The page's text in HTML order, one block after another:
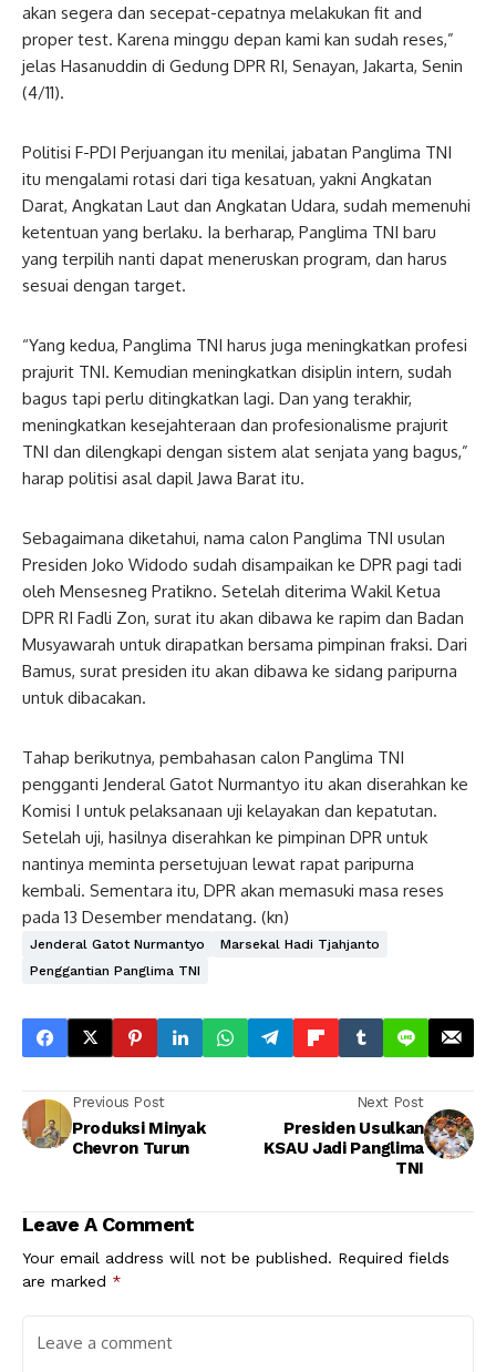
akan segera dan secepat-cepatnya melakukan fit and
proper test. Karena minggu depan kami kan sudah reses,”
jelas Hasanuddin di Gedung DPR RI, Senayan, Jakarta, Senin
(4/11).
Politisi F-PDI Perjuangan itu menilai, jabatan Panglima TNI
itu mengalami rotasi dari tiga kesatuan, yakni Angkatan
Darat, Angkatan Laut dan Angkatan Udara, sudah memenuhi
ketentuan yang berlaku. Ia berharap, Panglima TNI baru
yang terpilih nanti dapat meneruskan program, dan harus
sesuai dengan target.
“Yang kedua, Panglima TNI harus juga meningkatkan profesi
prajurit TNI. Kemudian meningkatkan disiplin intern, sudah
bagus tapi perlu ditingkatkan lagi. Dan yang terakhir,
meningkatkan kesejahteraan dan profesionalisme prajurit
TNI dan dilengkapi dengan sistem alat senjata yang bagus,”
harap politisi asal dapil Jawa Barat itu.
Sebagaimana diketahui, nama calon Panglima TNI usulan
Presiden Joko Widodo sudah disampaikan ke DPR pagi tadi
oleh Mensesneg Pratikno. Setelah diterima Wakil Ketua
DPR RI Fadli Zon, surat itu akan dibawa ke rapim dan Badan
Musyawarah untuk dirapatkan bersama pimpinan fraksi. Dari
Bamus, surat presiden itu akan dibawa ke sidang paripurna
untuk dibacakan.
Tahap berikutnya, pembahasan calon Panglima TNI
pengganti Jenderal Gatot Nurmantyo itu akan diserahkan ke
Komisi I untuk pelaksanaan uji kelayakan dan kepatutan.
Setelah uji, hasilnya diserahkan ke pimpinan DPR untuk
nantinya meminta persetujuan lewat rapat paripurna
kembali. Sementara itu, DPR akan memasuki masa reses
pada 13 Desember mendatang. (kn)
Jenderal Gatot Nurmantyo
Marsekal Hadi Tjahjanto
Penggantian Panglima TNI
Previous Post
Produksi Minyak
Chevron Turun
Next Post
Presiden Usulkan
KSAU Jadi Panglima
TNI
Leave A Comment
Your email address will not be published. Required fields
are marked *